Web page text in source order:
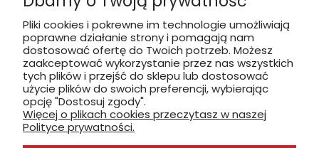
zobacz, jak dojechać
INFORMACJE
Pliki cookies i pokrewne im technologie umożliwiają
poprawne działanie strony i pomagają nam
dostosować ofertę do Twoich potrzeb. Możesz
zaakceptować wykorzystanie przez nas wszystkich
tych plików i przejść do sklepu lub dostosować
użycie plików do swoich preferencji, wybierając
opcję "Dostosuj zgody".
Więcej o plikach cookies przeczytasz w naszej
Polityce prywatności.